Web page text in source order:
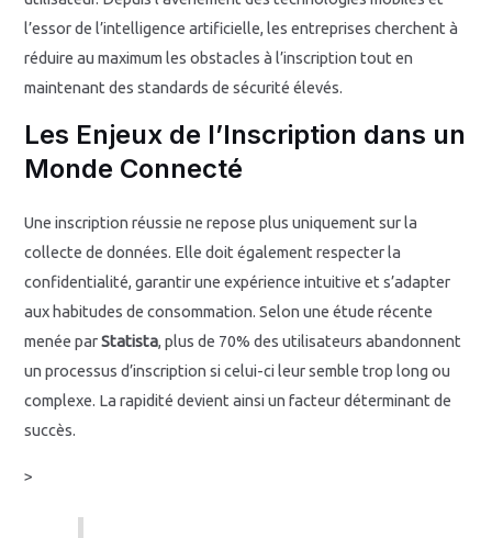
l’essor de l’intelligence artificielle, les entreprises cherchent à
réduire au maximum les obstacles à l’inscription tout en
maintenant des standards de sécurité élevés.
Les Enjeux de l’Inscription dans un
Monde Connecté
Une inscription réussie ne repose plus uniquement sur la
collecte de données. Elle doit également respecter la
confidentialité, garantir une expérience intuitive et s’adapter
aux habitudes de consommation. Selon une étude récente
menée parStatista, plus de 70% des utilisateurs abandonnent
un processus d’inscription si celui-ci leur semble trop long ou
complexe. La rapidité devient ainsi un facteur déterminant de
succès.
>